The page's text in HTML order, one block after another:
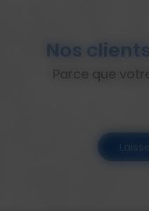
Nos
Parce que